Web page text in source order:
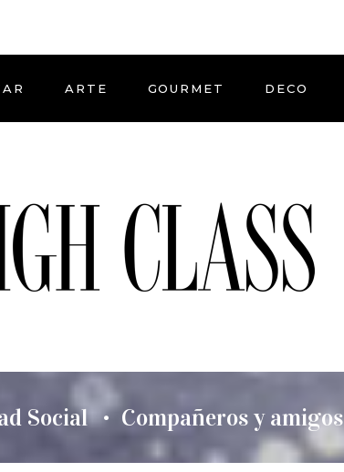
ARTE GOURMET DECO
Social • Compañeros y amigos